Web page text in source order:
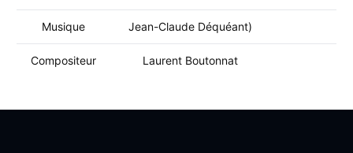
Musique Jean-Claude Déquéant)
Compositeur Laurent Boutonnat